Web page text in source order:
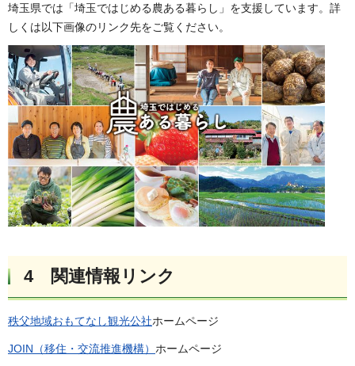
埼玉県では「埼玉ではじめる農ある暮らし」を支援しています。詳
しくは以下画像のリンク先をご覧ください。
4 関連情報リンク
秩父地域おもてなし観光公社ホームページ
JOIN（移住・交流推進機構） ホームページ